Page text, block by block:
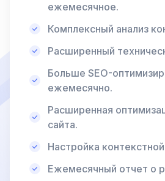
ежемесячное.
Комплексный анализ
Расширенный
Больше SEO-
ежемесячно.
Расширенная
сайта.
Настройка
Ежемесячный отчет о